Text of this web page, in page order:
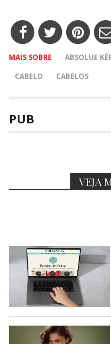
MAIS SOBRE ABSOLUE
CABELO
CABELOS
PUB
VEJA